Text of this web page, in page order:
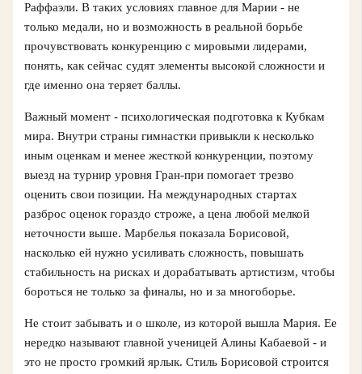
Раффаэли. В таких условиях главное для Марии - не
только медали, но и возможность в реальной борьбе
прочувствовать конкуренцию с мировыми лидерами,
понять, как сейчас судят элементы высокой сложности и
где именно она теряет баллы.
Важный момент - психологическая подготовка к Кубкам
мира. Внутри страны гимнастки привыкли к несколько
иным оценкам и менее жесткой конкуренции, поэтому
выезд на турнир уровня Гран-при помогает трезво
оценить свои позиции. На международных стартах
разброс оценок гораздо строже, а цена любой мелкой
неточности выше. Марбелья показала Борисовой,
насколько ей нужно усиливать сложность, повышать
стабильность на рисках и дорабатывать артистизм, чтобы
бороться не только за финалы, но и за многоборье.
Не стоит забывать и о школe, из которой вышла Мария. Ее
нередко называют главной ученицей Алины Кабаевой - и
это не просто громкий ярлык. Стиль Борисовой строится